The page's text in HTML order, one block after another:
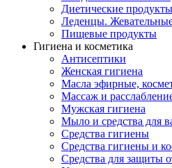
Диетические продукты
Леденцы.
Пищевые продукты
Гигиена и косметика
Антисептики
Женская гигиена
Масла эфирные,
Массаж и
Мужская гигиена
Мыло и средства для
Средства гигиены
Средства гигиены и
Средства для защиты